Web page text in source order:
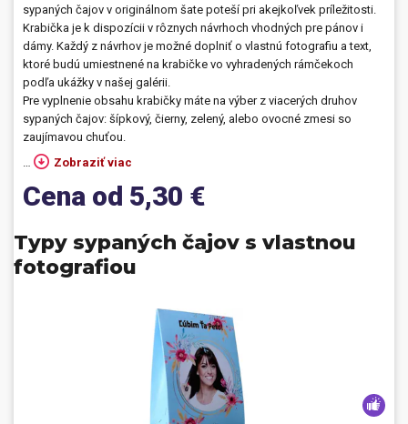
Darčeky
PO-PIA 7:30 - 17:00
0850 11 15 16
napíšte nám
faxcopy@faxcopy.sk
Úvod Produkty
Novinky
Kontakty
Môj profil
sypaných čajov v originálnom šate poteší pri akejkoľvek príležitosti.
Krabička je k dispozícii v rôznych návrhoch vhodných pre pánov i
dámy. Každý z návrhov je možné doplniť o vlastnú fotografiu a text,
ktoré budú umiestnené na krabičke vo vyhradených rámčekoch
podľa ukážky v našej galérii.
Pre vyplnenie obsahu krabičky máte na výber z viacerých druhov
sypaných čajov: šípkový, čierny, zelený, alebo ovocné zmesi so
zaujímavou chuťou.
…
Zobraziť viac
Cena od 5,30 €
Typy sypaných čajov s vlastnou
fotografiou